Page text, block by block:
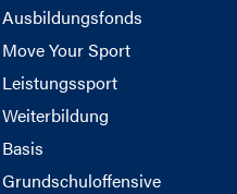
Ausbildungsfonds
Move Your Sport
Leistungssport
Weiterbildung
Basis
Grundschuloffensive